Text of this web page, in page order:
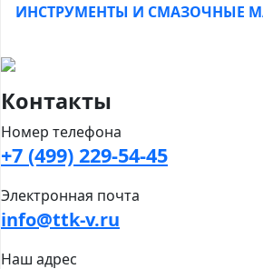
ИНСТРУМЕНТЫ И СМАЗОЧНЫЕ
Контакты
Номер телефона
+7 (499) 229-54-45
Электронная почта
info@ttk-v.ru
Наш адрес